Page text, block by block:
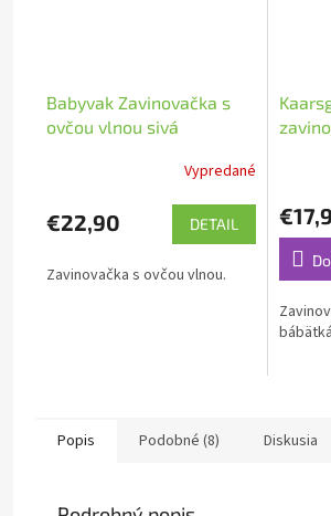
Babyvak Zavinovačka s
ovčou vlnou sivá
Vypredané
€22,90 DETAIL
Zavinovačka s ovčou vlnou.
Popis Podobné (8) Diskusia